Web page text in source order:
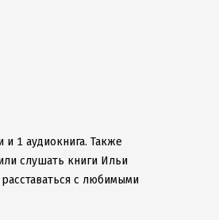
и 1 аудиокнига. Также
слушать книги Ильи
с любимыми